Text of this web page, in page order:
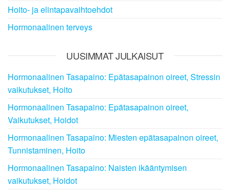
Hoito- ja elintapavaihtoehdot
Hormonaalinen terveys
UUSIMMAT JULKAISUT
Hormonaalinen Tasapaino: Epätasapainon oireet, Stressin
vaikutukset, Hoito
Hormonaalinen Tasapaino: Epätasapainon oireet,
Vaikutukset, Hoidot
Hormonaalinen Tasapaino: Miesten epätasapainon oireet,
Tunnistaminen, Hoito
Hormonaalinen Tasapaino: Naisten ikääntymisen
vaikutukset, Hoidot